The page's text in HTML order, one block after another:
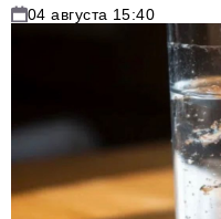
04 августа 15:40